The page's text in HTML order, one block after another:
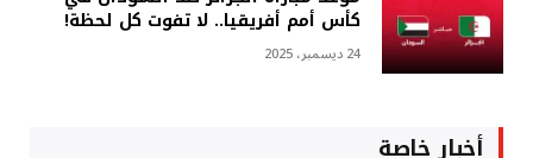
كأس أمم أفريقيا.. لا تفوت كل لحظة!
24 ديسمبر، 2025
أخبار خاصة